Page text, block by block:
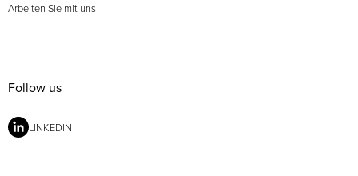
Arbeiten Sie mit uns
Follow us
LINKEDIN